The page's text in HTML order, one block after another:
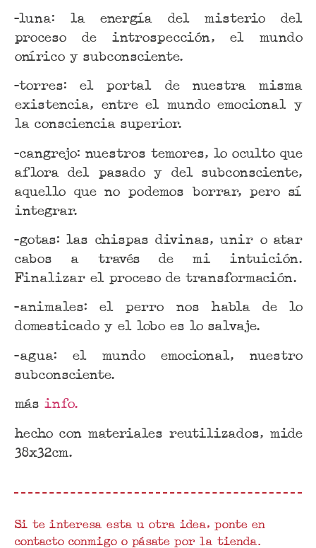
-luna: la energía del misterio del
proceso de introspección, el mundo
onírico y subconsciente.
-torres: el portal de nuestra misma
existencia, entre el mundo emocional y
la consciencia superior.
-cangrejo: nuestros temores, lo oculto que
aflora del pasado y del subconsciente,
aquello que no podemos borrar, pero sí
integrar.
-gotas: las chispas divinas, unir o atar
cabos a través de mi intuición.
Finalizar el proceso de transformación.
-animales: el perro nos habla de lo
domesticado y el lobo es lo salvaje.
-agua: el mundo emocional, nuestro
subconsciente.
más info.
hecho con materiales reutilizados, mide
38x32cm.
Si te interesa esta u otra idea, ponte en
contacto conmigo o pásate por la tienda.